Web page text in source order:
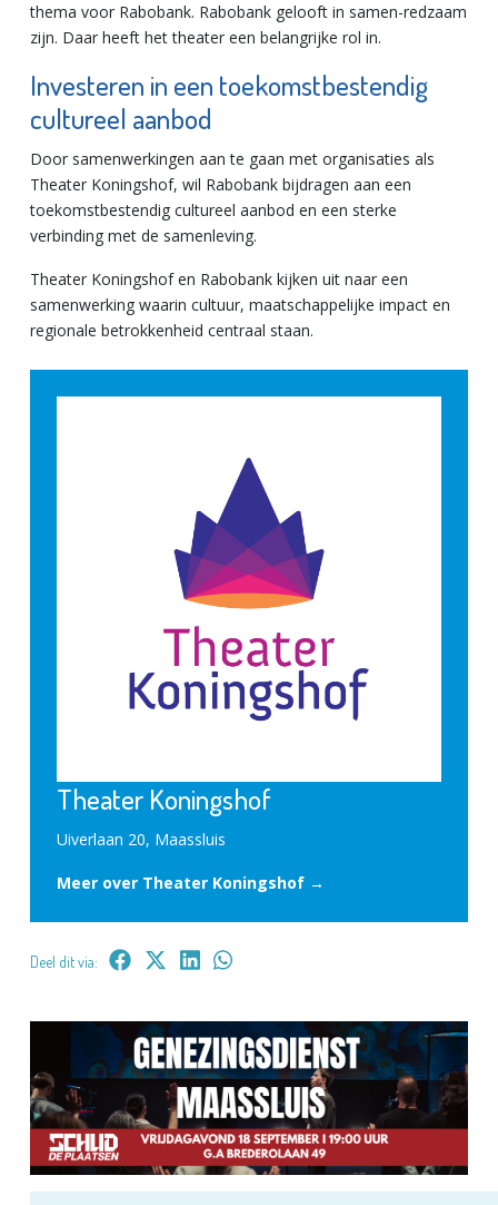
thema voor Rabobank. Rabobank gelooft in samen-redzaam
zijn. Daar heeft het theater een belangrijke rol in.
Investeren in een toekomstbestendig
cultureel aanbod
Door samenwerkingen aan te gaan met organisaties als
Theater Koningshof, wil Rabobank bijdragen aan een
toekomstbestendig cultureel aanbod en een sterke
verbinding met de samenleving.
Theater Koningshof en Rabobank kijken uit naar een
samenwerking waarin cultuur, maatschappelijke impact en
regionale betrokkenheid centraal staan.
Theater Koningshof
Uiverlaan 20, Maassluis
Meer over Theater Koningshof →
Deel dit via: